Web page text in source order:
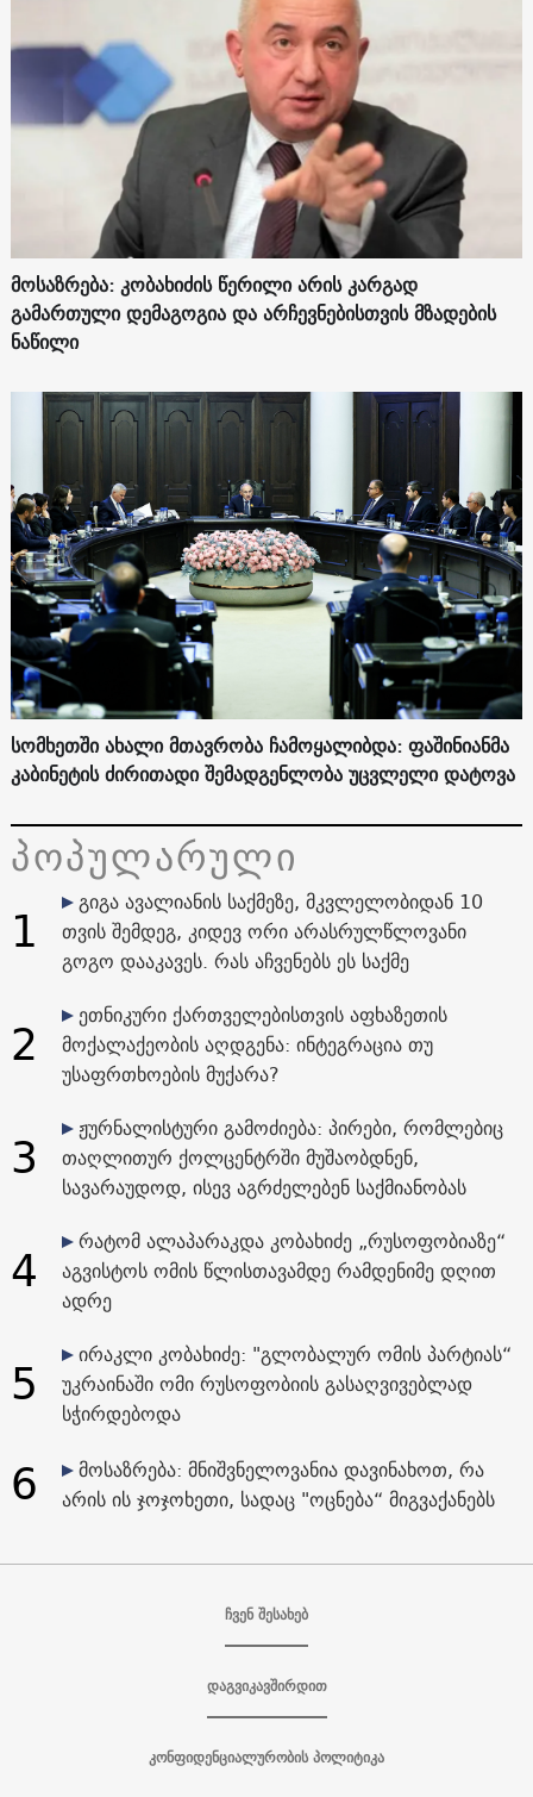
მოსაზრება: კობახიძის წერილი არის კარგად
გამართული დემაგოგია და არჩევნებისთვის მზადების
ნაწილი
სომხეთში ახალი მთავრობა ჩამოყალიბდა: ფაშინიანმა
კაბინეტის ძირითადი შემადგენლობა უცვლელი დატოვა
პოპულარული
1
გიგა ავალიანის საქმეზე, მკვლელობიდან 10
თვის შემდეგ, კიდევ ორი არასრულწლოვანი
გოგო დააკავეს. რას აჩვენებს ეს საქმე
2
ეთნიკური ქართველებისთვის აფხაზეთის
მოქალაქეობის აღდგენა: ინტეგრაცია თუ
უსაფრთხოების მუქარა?
3
ჟურნალისტური გამოძიება: პირები, რომლებიც
თაღლითურ ქოლცენტრში მუშაობდნენ,
სავარაუდოდ, ისევ აგრძელებენ საქმიანობას
4
რატომ ალაპარაკდა კობახიძე „რუსოფობიაზე“
აგვისტოს ომის წლისთავამდე რამდენიმე დღით
ადრე
5
ირაკლი კობახიძე: "გლობალურ ომის პარტიას“
უკრაინაში ომი რუსოფობიის გასაღვივებლად
სჭირდებოდა
6
მოსაზრება: მნიშვნელოვანია დავინახოთ, რა
არის ის ჯოჯოხეთი, სადაც "ოცნება“ მიგვაქანებს
ჩვენ შესახებ
დაგვიკავშირდით
კონფიდენციალურობის პოლიტიკა